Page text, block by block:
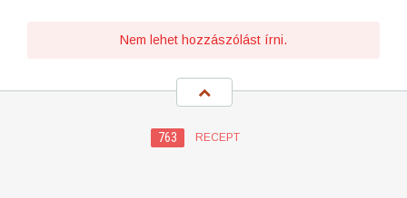
Nem lehet hozzászólást írni.
763 RECEPT